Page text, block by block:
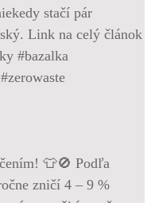
stačí pár
Link na celý článok
#bazalka